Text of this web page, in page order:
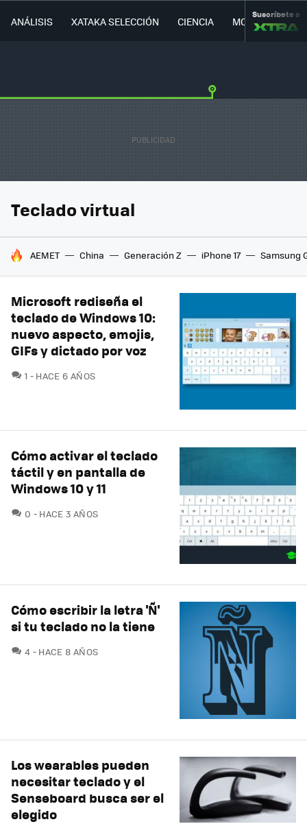
ANÁLISIS XATAKA SELECCIÓN CIENCIA MOVILIDAD
Suscríbete a
Teclado virtual
HOY SE HABLA DE
AEMET China Generación Z iPhone 17 Samsung
Microsoft rediseña el
teclado de Windows 10:
nuevo aspecto, emojis,
GIFs y dictado por voz
1 COMENTARIOS
HACE 6 AÑOS
Cómo activar el teclado
táctil y en pantalla de
Windows 10 y 11
0 COMENTARIOS
HACE 3 AÑOS
Cómo escribir la letra 'Ñ'
si tu teclado no la tiene
4 COMENTARIOS
HACE 8 AÑOS
Los wearables pueden
necesitar teclado y el
Senseboard busca ser el
elegido